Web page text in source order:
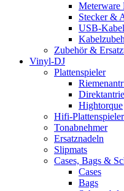
Meterware
Stecker &
USB-Kabel
Zubehör &
Vinyl-DJ
Plattenspieler
Hightorque
Hifi-Plattenspieler
Tonabnehmer
Ersatznadeln
Slipmats
Cases, Bags &
Cases
Bags